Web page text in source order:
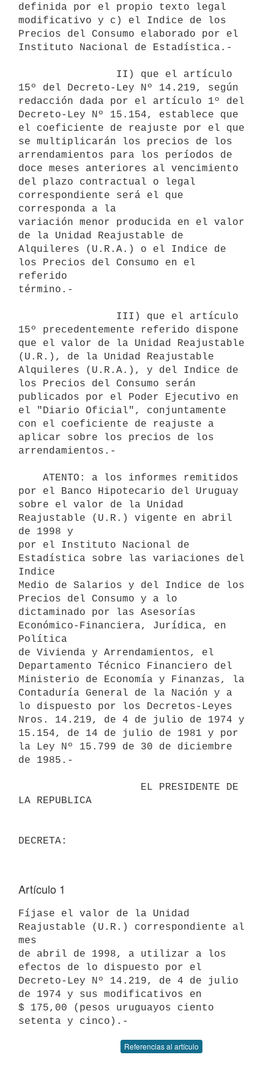
definida por el propio texto legal
modificativo y c) el Indice de los
Precios del Consumo elaborado por el
Instituto Nacional de Estadística.-
15º del Decreto-Ley Nº 14.219, según
redacción dada por el artículo 1º del
Decreto-Ley Nº 15.154, establece que
el coeficiente de reajuste por el que
se multiplicarán los precios de los
arrendamientos para los períodos de
doce meses anteriores al vencimiento
del plazo contractual o legal
correspondiente será el que
corresponda a la
variación menor producida en el valor
de la Unidad Reajustable de
Alquileres (U.R.A.) o el Indice de
los Precios del Consumo en el
referido
término.-
15º precedentemente referido dispone
que el valor de la Unidad Reajustable
(U.R.), de la Unidad Reajustable
Alquileres (U.R.A.), y del Indice de
los Precios del Consumo serán
publicados por el Poder Ejecutivo en
el "Diario Oficial", conjuntamente
con el coeficiente de reajuste a
aplicar sobre los precios de los
arrendamientos.-
por el Banco Hipotecario del Uruguay
sobre el valor de la Unidad
Reajustable (U.R.) vigente en abril
de 1998 y
por el Instituto Nacional de
Estadística sobre las variaciones del
Indice
Medio de Salarios y del Indice de los
Precios del Consumo y a lo
dictaminado por las Asesorías
Económico-Financiera, Jurídica, en
Política
de Vivienda y Arrendamientos, el
Departamento Técnico Financiero del
Ministerio de Economía y Finanzas, la
Contaduría General de la Nación y a
lo dispuesto por los Decretos-Leyes
Nros. 14.219, de 4 de julio de 1974 y
15.154, de 14 de julio de 1981 y por
la Ley Nº 15.799 de 30 de diciembre
de 1985.-
LA REPUBLICA
Artículo 1
Fíjase el valor de la Unidad
Reajustable (U.R.) correspondiente al
mes
de abril de 1998, a utilizar a los
efectos de lo dispuesto por el
Decreto-Ley Nº 14.219, de 4 de julio
de 1974 y sus modificativos en
$ 175,00 (pesos uruguayos ciento
Referencias al artículo